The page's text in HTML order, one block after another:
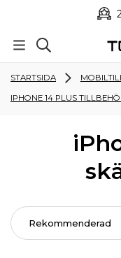
STARTSIDA
IPHONE 14 PLUS